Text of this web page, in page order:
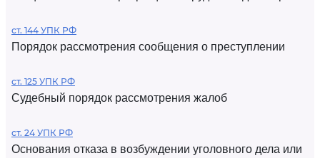
ст. 144 УПК РФ
Порядок рассмотрения сообщения о преступлении
ст. 125 УПК РФ
Судебный порядок рассмотрения жалоб
ст. 24 УПК РФ
Основания отказа в возбуждении уголовного дела или